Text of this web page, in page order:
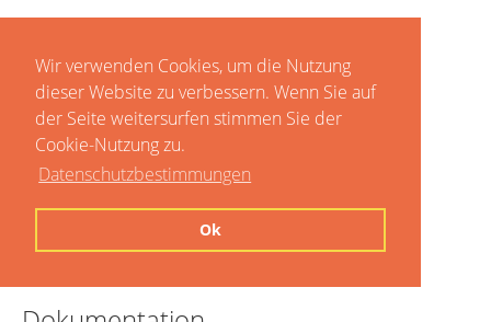
Wir verwenden Cookies, um die Nutzung
dieser Website zu verbessern. Wenn Sie auf
der Seite weitersurfen stimmen Sie der
Cookie-Nutzung zu.
Datenschutzbestimmungen
Ok